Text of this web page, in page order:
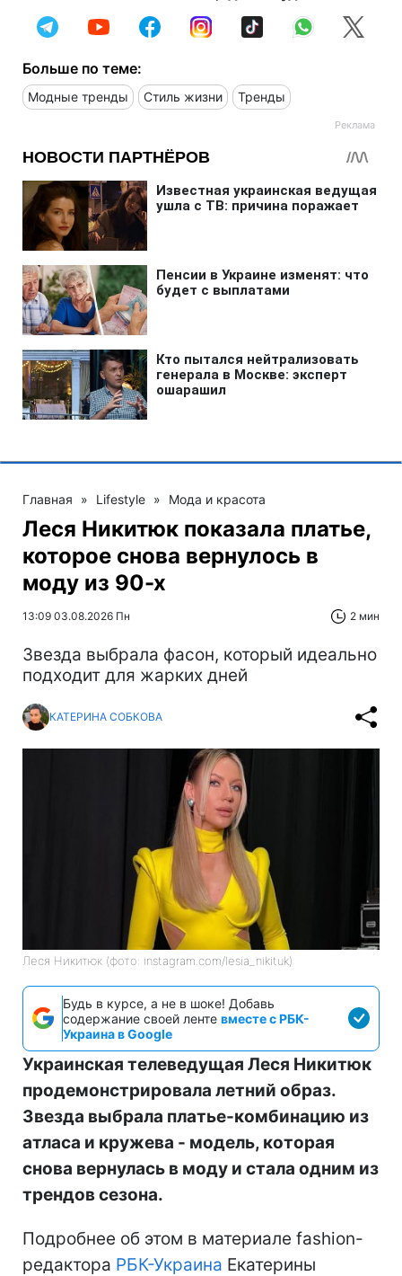
Больше по теме:
Модные тренды Стиль жизни Тренды
Главная » Lifestyle » Мода и красота
Леся Никитюк показала платье,
которое снова вернулось в
моду из 90-х
13:09 03.08.2026 Пн 2 мин
Звезда выбрала фасон, который идеально
подходит для жарких дней
КАТЕРИНА СОБКОВА
Леся Никитюк (фото: instagram.com/lesia_nikituk)
Будь в курсе, а не в шоке! Добавь
содержание своей ленте вместе с РБК-
Украина в Google
Украинская телеведущая Леся Никитюк
продемонстрировала летний образ.
Звезда выбрала платье-комбинацию из
атласа и кружева - модель, которая
снова вернулась в моду и стала одним из
трендов сезона.
Подробнее об этом в материале fashion-
редактора РБК-Украина Екатерины